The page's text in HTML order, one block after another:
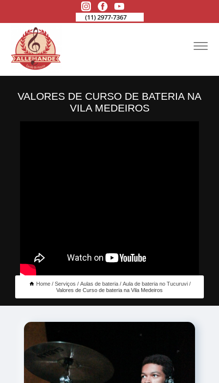
(11) 2977-7367
VALORES DE CURSO DE BATERIA NA
VILA MEDEIROS
Home Serviços Aulas de bateria
Aula de bateria no Tucuruvi
Valores de Curso de bateria na Vila Medeiros